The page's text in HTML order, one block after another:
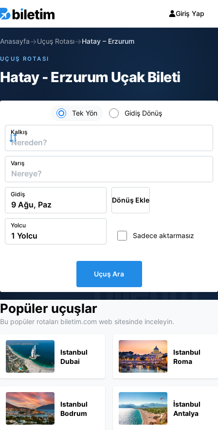
Giriş Yap
biletim
Anasayfa→Uçuş Rotası→Hatay – Erzurum
UÇUŞ ROTASI
Hatay - Erzurum Uçak Bileti
Tek Yön Gidiş Dönüş
Kalkış
Varış
Gidiş
Dönüş Ekle
Yolcu
Sadece aktarmasız
Uçuş Ara
Popüler uçuşlar
Bu popüler rotaları biletim.com web sitesinde inceleyin.
Istanbul
Dubai
Istanbul
Roma
Istanbul
Bodrum
İstanbul
Antalya